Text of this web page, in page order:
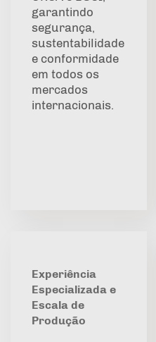
garantindo
segurança,
sustentabilidade
e conformidade
em todos os
mercados
internacionais.
Experiência
Especializada e
Escala de
Produção